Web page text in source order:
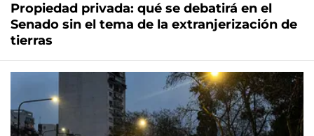
Propiedad privada: qué se debatirá en el
Senado sin el tema de la extranjerización de
tierras